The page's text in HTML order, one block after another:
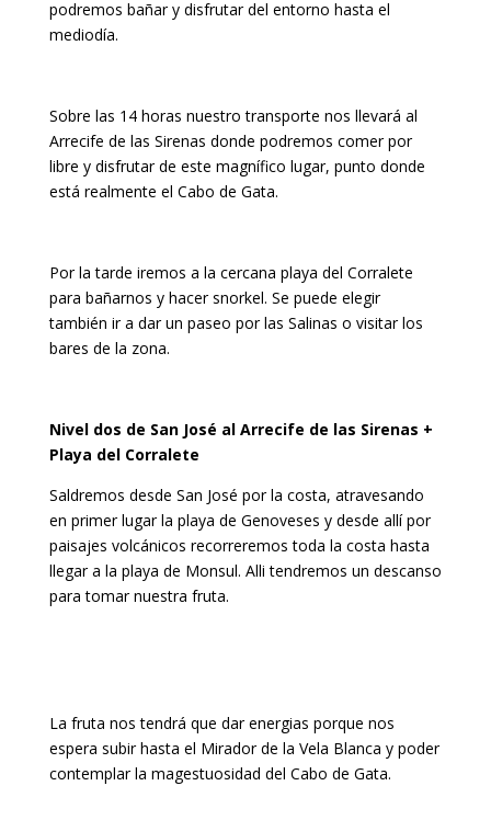
podremos bañar y disfrutar del entorno hasta el
mediodía.
Sobre las 14 horas nuestro transporte nos llevará al
Arrecife de las Sirenas donde podremos comer por
libre y disfrutar de este magnífico lugar, punto donde
está realmente el Cabo de Gata.
Por la tarde iremos a la cercana playa del Corralete
para bañarnos y hacer snorkel. Se puede elegir
también ir a dar un paseo por las Salinas o visitar los
bares de la zona.
Nivel dos de San José al Arrecife de las Sirenas +
Playa del Corralete
Saldremos desde San José por la costa, atravesando
en primer lugar la playa de Genoveses y desde allí por
paisajes volcánicos recorreremos toda la costa hasta
llegar a la playa de Monsul. Alli tendremos un descanso
para tomar nuestra fruta.
La fruta nos tendrá que dar energias porque nos
espera subir hasta el Mirador de la Vela Blanca y poder
contemplar la magestuosidad del Cabo de Gata.